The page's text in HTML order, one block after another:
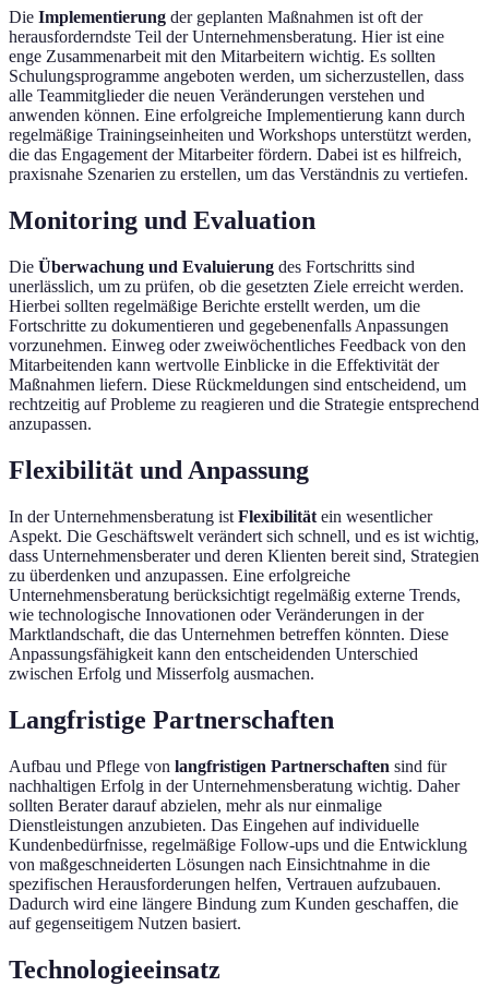
Die Implementierung der geplanten Maßnahmen ist oft der
herausforderndste Teil der Unternehmensberatung. Hier ist eine
enge Zusammenarbeit mit den Mitarbeitern wichtig. Es sollten
Schulungsprogramme angeboten werden, um sicherzustellen, dass
alle Teammitglieder die neuen Veränderungen verstehen und
anwenden können. Eine erfolgreiche Implementierung kann durch
regelmäßige Trainingseinheiten und Workshops unterstützt werden,
die das Engagement der Mitarbeiter fördern. Dabei ist es hilfreich,
praxisnahe Szenarien zu erstellen, um das Verständnis zu vertiefen.
Monitoring und Evaluation
Die Überwachung und Evaluierung des Fortschritts sind
unerlässlich, um zu prüfen, ob die gesetzten Ziele erreicht werden.
Hierbei sollten regelmäßige Berichte erstellt werden, um die
Fortschritte zu dokumentieren und gegebenenfalls Anpassungen
vorzunehmen. Einweg oder zweiwöchentliches Feedback von den
Mitarbeitenden kann wertvolle Einblicke in die Effektivität der
Maßnahmen liefern. Diese Rückmeldungen sind entscheidend, um
rechtzeitig auf Probleme zu reagieren und die Strategie entsprechend
anzupassen.
Flexibilität und Anpassung
In der Unternehmensberatung ist Flexibilität ein wesentlicher
Aspekt. Die Geschäftswelt verändert sich schnell, und es ist wichtig,
dass Unternehmensberater und deren Klienten bereit sind, Strategien
zu überdenken und anzupassen. Eine erfolgreiche
Unternehmensberatung berücksichtigt regelmäßig externe Trends,
wie technologische Innovationen oder Veränderungen in der
Marktlandschaft, die das Unternehmen betreffen könnten. Diese
Anpassungsfähigkeit kann den entscheidenden Unterschied
zwischen Erfolg und Misserfolg ausmachen.
Langfristige Partnerschaften
Aufbau und Pflege von langfristigen Partnerschaften sind für
nachhaltigen Erfolg in der Unternehmensberatung wichtig. Daher
sollten Berater darauf abzielen, mehr als nur einmalige
Dienstleistungen anzubieten. Das Eingehen auf individuelle
Kundenbedürfnisse, regelmäßige Follow-ups und die Entwicklung
von maßgeschneiderten Lösungen nach Einsichtnahme in die
spezifischen Herausforderungen helfen, Vertrauen aufzubauen.
Dadurch wird eine längere Bindung zum Kunden geschaffen, die
auf gegenseitigem Nutzen basiert.
Technologieeinsatz